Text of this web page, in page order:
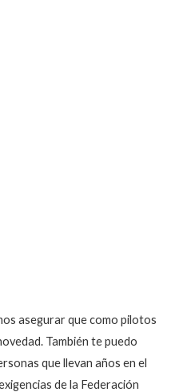
asegurar que como pilotos
También te puedo
que llevan años en el
de la Federación